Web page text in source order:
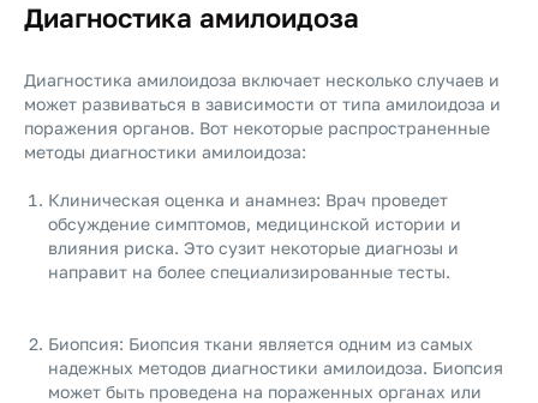
Диагностика амилоидоза
Диагностика амилоидоза включает несколько случаев и
может развиваться в зависимости от типа амилоидоза и
поражения органов. Вот некоторые распространенные
методы диагностики амилоидоза:
Клиническая оценка и анамнез: Врач проведет
обсуждение симптомов, медицинской истории и
влияния риска. Это сузит некоторые диагнозы и
направит на более специализированные тесты.
Биопсия: Биопсия ткани является одним из самых
надежных методов диагностики амилоидоза. Биопсия
может быть проведена на пораженных органах или